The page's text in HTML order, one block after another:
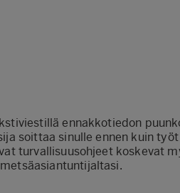
ennakkotiedon
soittaa sinulle ennen kuin
turvallisuusohjeet koskevat
metsäasiantuntijaltasi.